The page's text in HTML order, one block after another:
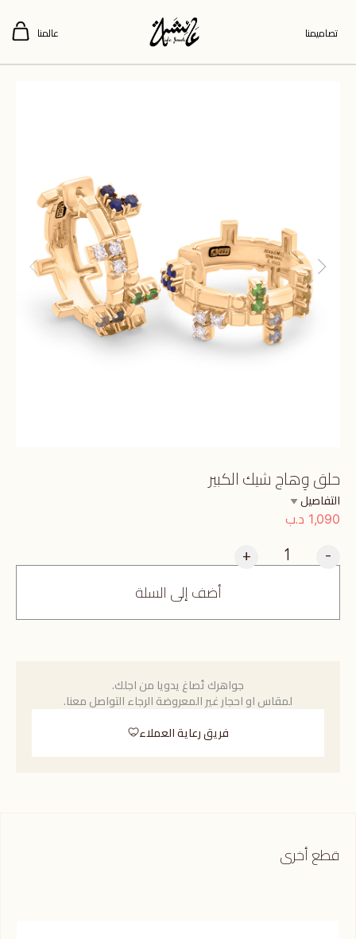
تصاميمنا عالمنا
حلق وِهاج شيك الكبير
التفاصيل
1,090 د.ب
-
+
أضف إلى السلة
جواهرك تُصاغ يدويا من اجلك.
لمقاس او احجار غير المعروضة الرجاء التواصل معنا.
فريق رعاية العملاء
قطع أخرى